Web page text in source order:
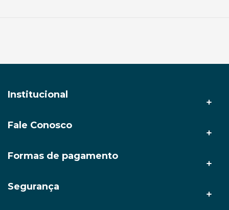
Institucional
A AMZ Tech
Politica de Privacidade
Fale Conosco
(92) 98633-2878
Seg a Sex: 8h às 17:30
Formas de pagamento
Segurança